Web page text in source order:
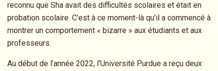
reconnu que Sha avait des difficultés scolaires et était en
probation scolaire. C’est à ce moment-là qu’il a commencé à
montrer un comportement « bizarre » aux étudiants et aux
professeurs.
Au début de l’année 2022, l’Université Purdue a reçu deux